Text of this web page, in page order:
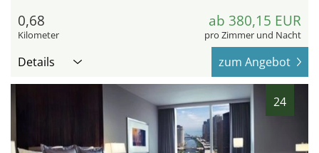
0,68
Kilometer
ab 380,15 EUR
pro Zimmer und Nacht
Details zum Angebot
24